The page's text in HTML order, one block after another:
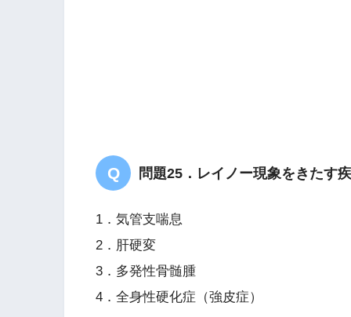
問題25．レイノー現象をきたす
1．気管支喘息
2．肝硬変
3．多発性骨髄腫
4．全身性硬化症（強皮症）